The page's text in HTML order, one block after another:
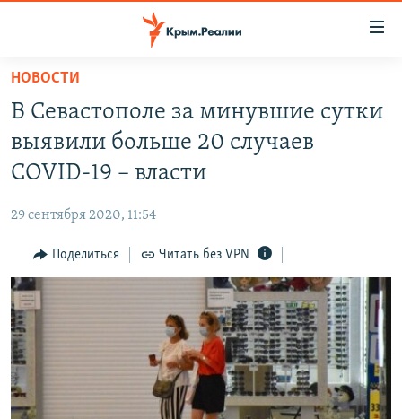
Вернуться
основному
содержанию
Вернутся
главной
навигации
Вернутся
поиску
СПЕЦПРОЕКТЫ
ГРУЗ 200
11 ЛЕТ ОККУПАЦИИ КРЫМА. 11 ИСТОРИЙ СОПРОТИВЛЕНИЯ
ВОДА
ЕЩЕ
ИНТЕРАКТИВ
ИНФОГРАФИКА
ТЕЛЕПРОЕКТ КРЫМ.РЕАЛИИ
СОВЕТЫ ПРАВОЗАЩИТНИКОВ
ПРОПАВШИЕ БЕЗ ВЕСТИ
РАДІО СВОБОДА
КАК ОБОЙТИ БЛОКИРОВКУ
Українською
Qırımtatar
НОВОСТИ
В Севастополе за минувшие сутки
выявили больше 20 случаев
COVID-19 – власти
29 сентября 2020, 11:54
Поделиться Читать без VPN